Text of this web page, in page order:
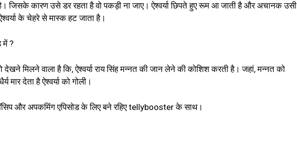
है। जिसके कारण उसे डर रहता है वो पकड़ी ना जाए। ऐश्वर्या छिपते हुए रूम आ जाती है और अचानक उसी
के चेहरे से मास्क हट जाता है।
में ?
मिलने वाला है कि, ऐश्वर्या राय सिंह मन्नत की जान लेने की कोशिश करती है। जहां, मन्नत को
मार देता है ऐश्वर्या को गोली।
और अपकमिंग एपिसोड के लिए बने रहिए tellybooster के साथ।